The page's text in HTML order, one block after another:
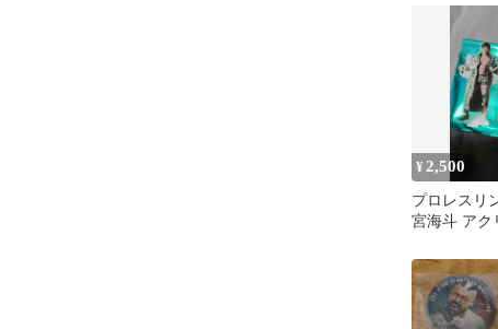
¥ 2,500
プロレス
宮海斗 アク